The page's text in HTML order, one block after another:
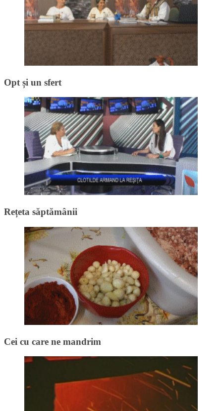
Opt și un sfert
Rețeta săptămânii
Cei cu care ne mandrim